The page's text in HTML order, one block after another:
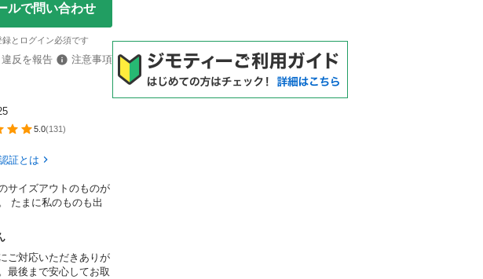
ルで問い合わせ
とログイン必須です
違反を報告
注意事項
5.0(131)
証とは
サイズアウトのものが
たまに私のものも出
ご対応いただきありが
最後まで安心してお取